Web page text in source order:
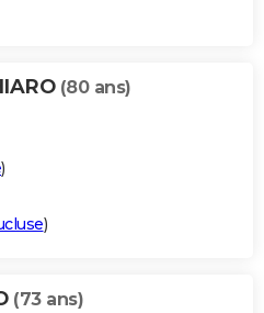
(80 ans)
)
)
(73 ans)